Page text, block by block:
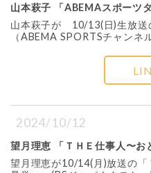
山本萩子 「ABEMAスポーツ
山本萩子が 10/13(日)生放送
（ABEMA SPORTSチャンネ
2024/10/12
望月理恵 「ＴＨＥ仕事人〜お
望月理恵が10/14(月)放送の